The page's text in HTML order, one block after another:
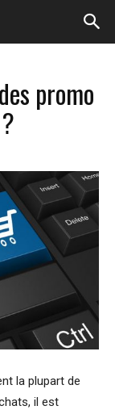
promo
la plupart de
il est